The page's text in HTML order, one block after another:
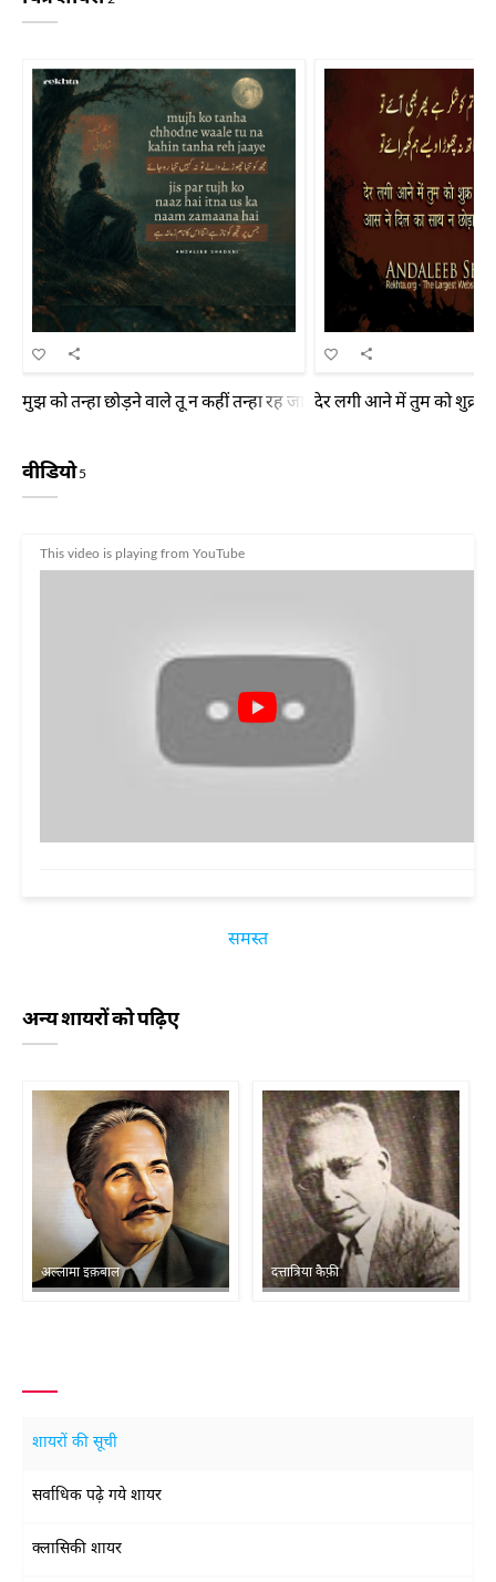
मुझ को तन्हा छोड़ने वाले तू न कहीं तन्हा रह जाए जिस पर तुझ को नाज़ है
देर लगी आने में तुम को शुक्र
वीडियो5
This video is playing from YouTube
समस्त
अन्य शायरों को पढ़िए
अल्लामा इक़बाल दत्तात्रिया कैफ़ी
शायरों की सूची
सर्वाधिक पढ़े गये शायर
क्लासिकी शायर